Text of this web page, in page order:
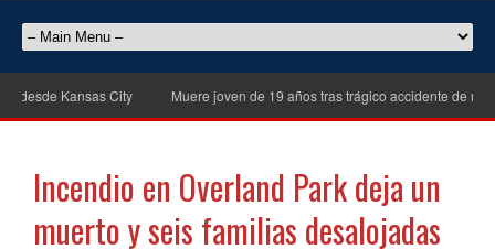
Kansas City Muere joven de 19 años tras trágico accidente de
Incendio en Overland Park deja un
muerto y seis familias desalojadas